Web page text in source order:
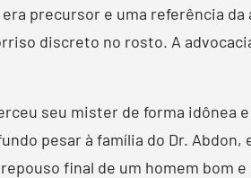
precursor e uma referência
discreto no rosto. A
seu mister de forma idônea
pesar à família do Dr.
final de um homem bom